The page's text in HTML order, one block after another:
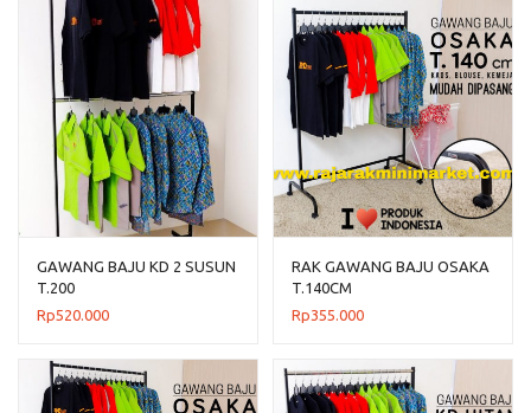
GAWANG BAJU KD 2 SUSUN
T.200
Rp520.000
RAK GAWANG BAJU OSAKA
T.140CM
Rp355.000